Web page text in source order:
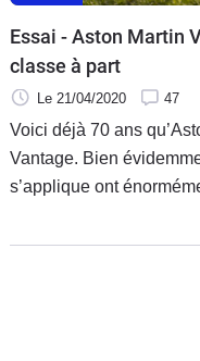
Essai - Aston Martin
classe à part
Le 21/04/2020 47
Voici déjà 70 ans
Vantage. Bien
s’applique ont
boîte manuelle.